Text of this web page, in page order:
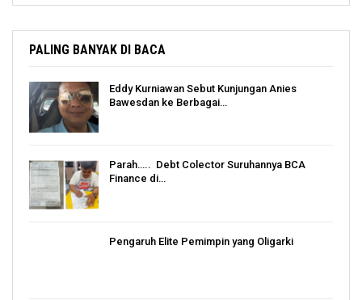
PALING BANYAK DI BACA
Eddy Kurniawan Sebut Kunjungan Anies
Bawesdan ke Berbagai…
Parah….. Debt Colector Suruhannya BCA
Finance di…
Pengaruh Elite Pemimpin yang Oligarki